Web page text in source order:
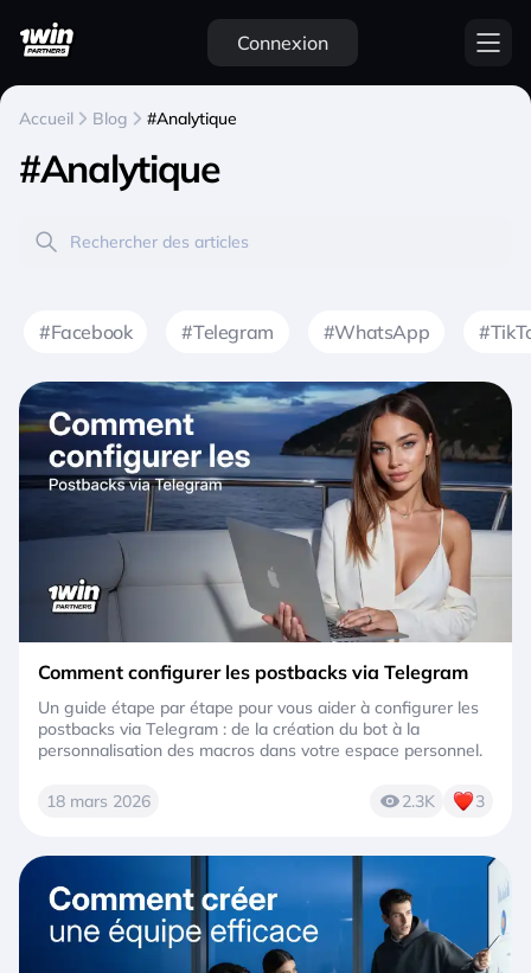
Connexion
Accueil Blog #Analytique
#Analytique
#Facebook #Telegram #WhatsApp
Comment configurer les postbacks via Telegram
Un guide étape par étape pour vous aider à configurer les
postbacks via Telegram : de la création du bot à la
personnalisation des macros dans votre espace personnel.
18 mars 2026 2.3K 3